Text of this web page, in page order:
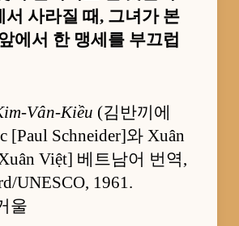
서 사라질 때, 그녀가 본
에서 한 맹세를 부끄럽
Vân-Kiều (김반끼에
[Paul Schneider]와 Xuân
Việt] 베트남어 번역,
UNESCO, 1961.
울